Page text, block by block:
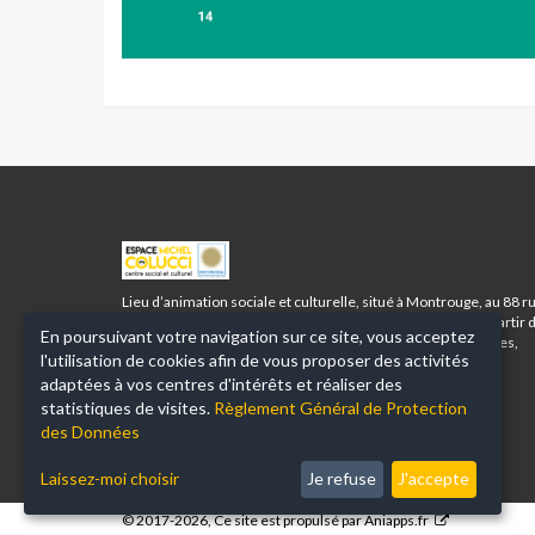
ESPACE
MICHEL
COLUCCI
MONTROUGE
Lieu d’animation sociale et culturelle, situé à Montrouge, au 88
Racine, l’Espace Michel Colucci accueille tous les publics à partir
3 ans et vous propose toute une palette d’activités corporelles,
santé bien-être, artistiques, musicales, linguistiques et
numériques.
© 2017-2026, Ce site est propulsé parAniapps.fr
En poursuivant votre navigation sur ce site, vous acceptez
l'utilisation de cookies afin de vous proposer des activités
adaptées à vos centres d'intérêts et réaliser des
statistiques de visites. Règlement Général de Protection
des Données
Laissez-moi choisir Je refuse J'accepte